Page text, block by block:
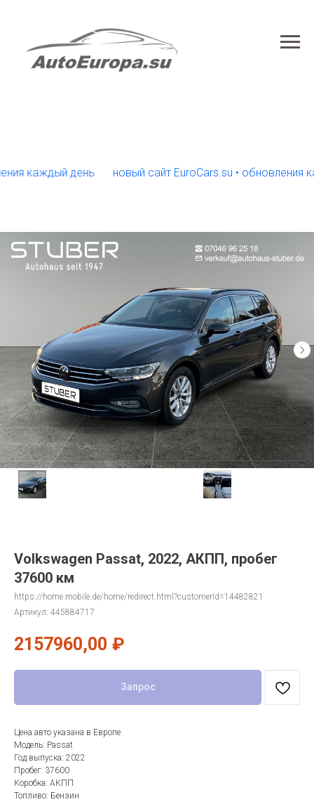
день новый сайт EuroCars.su • обновления
Volkswagen Passat, 2022, АКПП, пробег
37600 км
https://home.mobile.de/home/redirect.html?customerId=14482821
Артикул: 445884717
2157960,00 ₽
Запрос
Цена авто указана в Европе
Модель: Passat
Год выпуска: 2022
Пробег: 37600
Коробка: АКПП
Топливо: Бензин